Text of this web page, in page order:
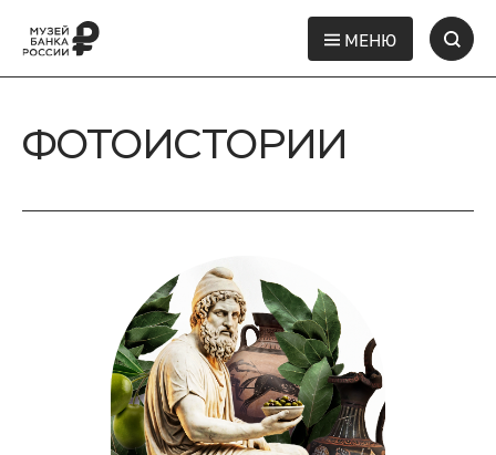
МЕНЮ
ФОТОИСТОРИИ